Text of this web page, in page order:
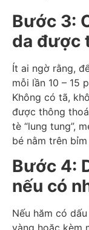
Bước 3:
da được
Ít ai ngờ rằng,
mỗi lần 10 – 15
Không có tã,
được thông
tè “lung tung”,
bé nằm trên
Bước 4:
nếu có
Nếu hăm có